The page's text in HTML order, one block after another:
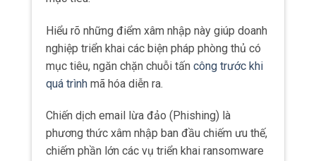
Hiểu rõ những điểm xâm nhập này giúp doanh
nghiệp triển khai các biện pháp phòng thủ có
mục tiêu, ngăn chặn chuỗi tấn công trước khi
quá trình mã hóa diễn ra.
Chiến dịch email lừa đảo (Phishing) là
phương thức xâm nhập ban đầu chiếm ưu thế,
chiếm phần lớn các vụ triển khai ransomware